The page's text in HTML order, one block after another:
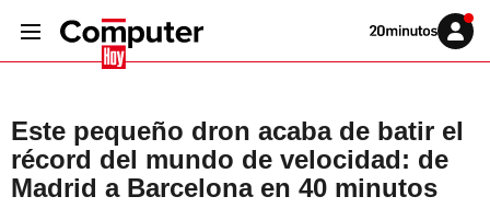
Volver
Iniciar
sesión
Este pequeño dron acaba de batir el
récord del mundo de velocidad: de
Madrid a Barcelona en 40 minutos